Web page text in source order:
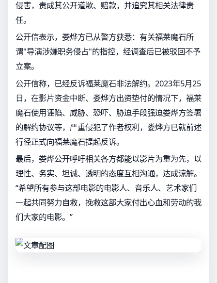
侵害，责成其公开道歉、赔款，并追究其相关法律责
任。
公开信表示，娄烨方已从警方获悉：有关福莱魔石所
谓"导演涉嫌职务侵占"的指控，经调查后已被驳回不予
立案。
公开信称，已经反诉福莱魔石非法解约。2023年5月25
日，在影片资金中断、娄烨方出资垫付的情况下，福莱
魔石使用诬陷、威胁、恐吓、胁迫手段强迫娄烨方签署
的解约协议等，严重侵犯了作者权利，娄烨方已就前述
行径正式向福莱魔石提起反诉。
最后，娄烨公开呼吁相关各方都能以影片为重为先，以
理性、务实、坦诚、透明的态度互相沟通，达成谅解。
“希望所有参与这部电影的电影人、音乐人、艺术家们
一起共同努力自救，挽救这部大家付出心血和劳动的我
们大家的电影。”